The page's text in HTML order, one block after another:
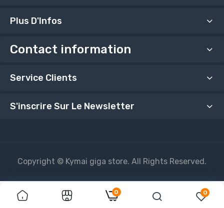
Plus D'Infos
Contact information
Service Clients
S'inscrire Sur Le Newsletter
Copyright © Kymai giga store. All Rights Reserved.
0 0